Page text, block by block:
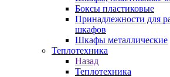
Боксы пластиковые
Принадлежности для
шкафов
Шкафы металлические
Теплотехника
Назад
Теплотехника